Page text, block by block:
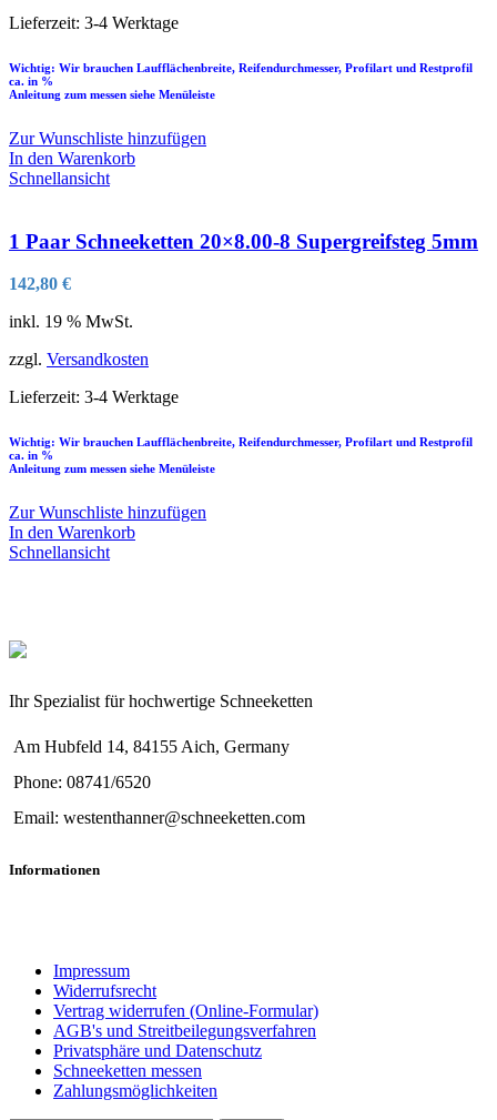
Lieferzeit: 3-4 Werktage
Wichtig: Wir brauchen Laufflächenbreite, Reifendurchmesser, Profilart und Restprofil
ca. in %
Anleitung zum messen siehe Menüleiste
Zur Wunschliste hinzufügen
In den Warenkorb
Schnellansicht
1 Paar Schneeketten 20×8.00-8 Supergreifsteg 5mm
142,80 €
inkl. 19 % MwSt.
zzgl. Versandkosten
Lieferzeit: 3-4 Werktage
Wichtig: Wir brauchen Laufflächenbreite, Reifendurchmesser, Profilart und Restprofil
ca. in %
Anleitung zum messen siehe Menüleiste
Zur Wunschliste hinzufügen
In den Warenkorb
Schnellansicht
Ihr Spezialist für hochwertige Schneeketten
Am Hubfeld 14, 84155 Aich, Germany
Phone: 08741/6520
Email: westenthanner@schneeketten.com
Informationen
Impressum
Widerrufsrecht
Vertrag widerrufen (Online-Formular)
AGB's und Streitbeilegungsverfahren
Privatsphäre und Datenschutz
Schneeketten messen
Zahlungsmöglichkeiten